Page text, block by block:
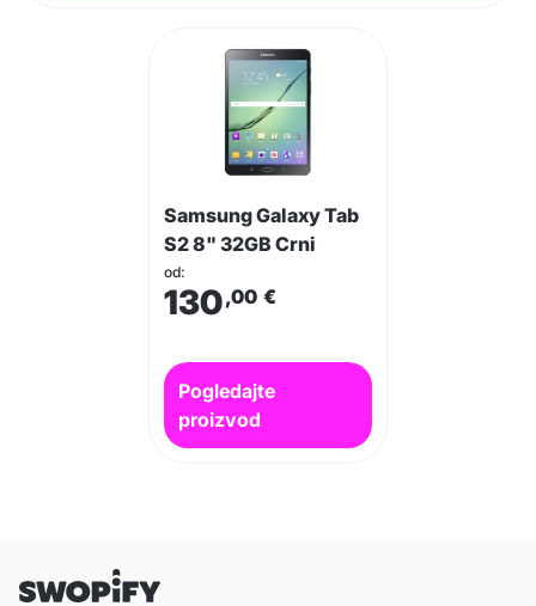
Samsung Galaxy Tab
S2 8" 32GB Crni
od:
130,00 €
Pogledajte
proizvod